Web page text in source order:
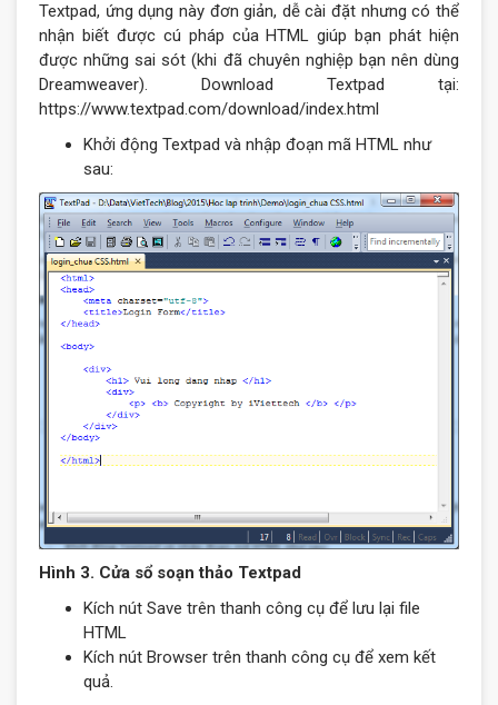
Textpad, ứng dụng này đơn giản, dễ cài đặt nhưng có thể
nhận biết được cú pháp của HTML giúp bạn phát hiện
được những sai sót (khi đã chuyên nghiệp bạn nên dùng
Dreamweaver). Download Textpad tại:
https://www.textpad.com/download/index.html
Khởi động Textpad và nhập đoạn mã HTML như
sau:
Hình 3. Cửa sổ soạn thảo Textpad
Kích nút Save trên thanh công cụ để lưu lại file
HTML
Kích nút Browser trên thanh công cụ để xem kết
quả.